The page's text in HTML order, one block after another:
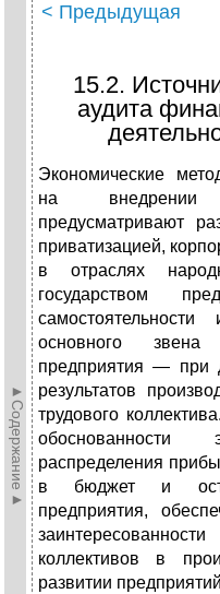
►Содержание►
< Предыдущая
15.2.
аудита
Экономические
на внедрении
предусматривают
приватизацией,
в отраслях
государством
основного
предприятия — при
результатов
трудового
обоснованности
распределения
в бюд­жет и
предприятия,
коллективов в
развитии